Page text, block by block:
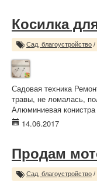
Косилка
Сад, благоустройство /
Садовая техника
травы, не ломалась,
Алюминиевая
14.06.2017
Продам
Сад, благоустройство /